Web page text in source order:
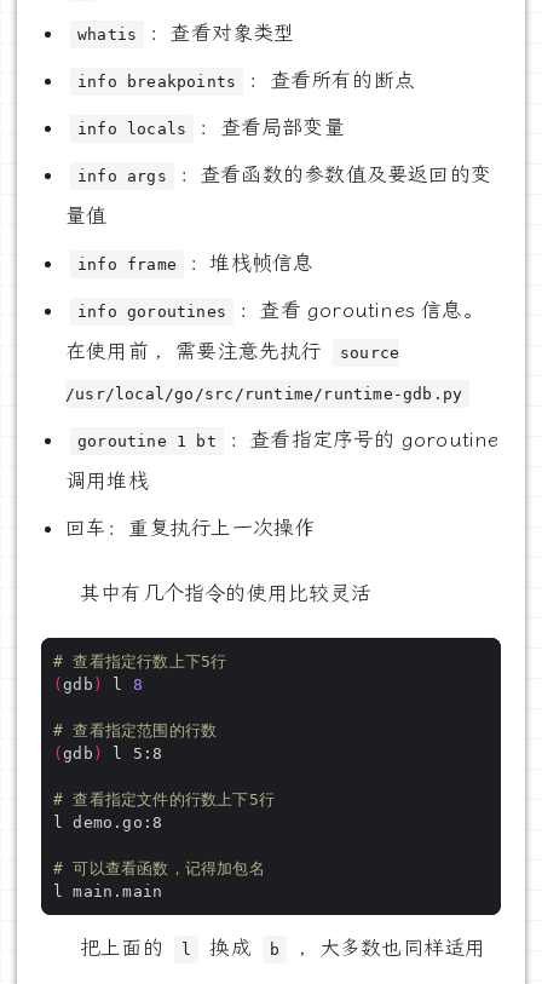
whatis ：查看对象类型
info breakpoints ：查看所有的断点
info locals ：查看局部变量
info args
：查看函数的参数值及要返回的变
量值
info frame ：堆栈帧信息
info goroutines
：查看 goroutines 信息。
在使用前 ，需要注意先执行
source
/usr/local/go/src/runtime/runtime-gdb.py
goroutine 1 bt
：查看指定序号的 goroutine
调用堆栈
回车：重复执行上一次操作
其中有几个指令的使用比较灵活
# 查看指定行数上下5行
(gdb ) l 8
# 查看指定范围的行数
(gdb )
# 查看指定文件的行数上下5行
# 可以查看函数，记得加包名
把上面的 l 换成 b ，大多数也同样适用